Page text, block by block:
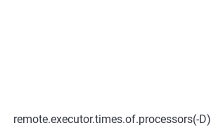
remote.executor.times.of.processors(-D)